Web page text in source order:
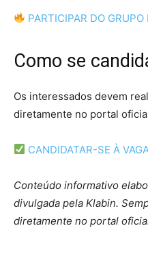
PARTICIPAR DO GRUPO
Como se
Os interessados devem
diretamente no portal
CANDIDATAR-SE À
Conteúdo informativo
divulgada pela Klabin.
diretamente no portal